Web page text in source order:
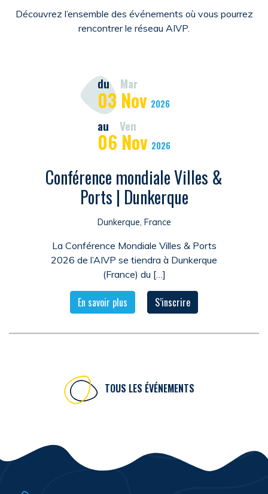
Découvrez l’ensemble des événements où vous pourrez
rencontrer le réseau AIVP.
du Mar
03 Nov 2026
au Ven
06 Nov 2026
Conférence mondiale Villes &
Ports | Dunkerque
Dunkerque, France
La Conférence Mondiale Villes & Ports
2026 de l’AIVP se tiendra à Dunkerque
(France) du […]
En savoir plus S’inscrire
TOUS LES ÉVÉNEMENTS